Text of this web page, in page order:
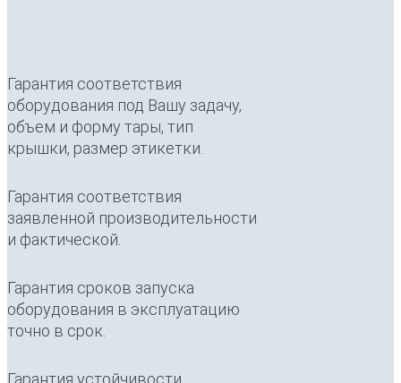
Гарантия соответствия
оборудования под Вашу задачу,
объем и форму тары, тип
крышки, размер этикетки.
Гарантия соответствия
заявленной производительности
и фактической.
Гарантия сроков запуска
оборудования в эксплуатацию
точно в срок.